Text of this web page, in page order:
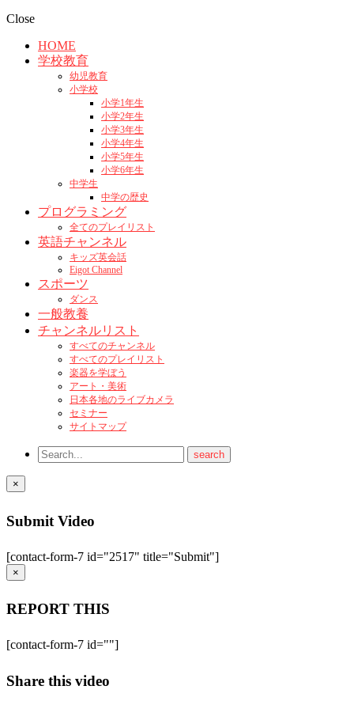
Close
HOME
学校教育
幼児教育
小学校
小学1年生
小学2年生
小学3年生
小学4年生
小学5年生
小学6年生
中学生
中学の歴史
プログラミング
全てのプレイリスト
英語チャンネル
キッズ英会話
Eigot Channel
スポーツ
ダンス
一般教養
チャンネルリスト
すべてのチャンネル
すべてのプレイリスト
楽器を学ぼう
アート・美術
日本各地のライブカメラ
セミナー
サイトマップ
×
Submit Video
[contact-form-7 id="2517" title="Submit"]
×
REPORT THIS
[contact-form-7 id=""]
Share this video